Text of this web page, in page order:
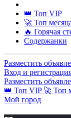
👑 Топ VIP
🚀 Топ
🔥 Горячая
Содержанки
Разместить
Вход и
Разместить
👑 Топ VIP 🚀 Топ
Мой город